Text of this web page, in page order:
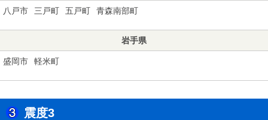
八戸市 三戸町 五戸町 青森南部町
岩手県
盛岡市 軽米町
震度3